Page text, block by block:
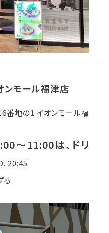
モール福津店
番地の1 イオンモール福
～11:00は、ドリ
20:45
る